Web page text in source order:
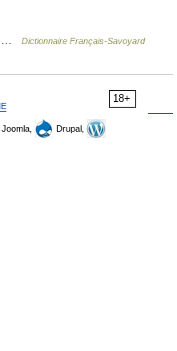
… Dictionnaire Français-Savoyard
18+
Joomla,
Drupal,